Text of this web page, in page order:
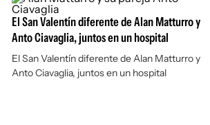
Newsletters
Argentina
España
El San Valentín diferente de Alan Matturro y
Anto Ciavaglia, juntos en un hospital
El San Valentín diferente de Alan Matturro y
Anto Ciavaglia, juntos en un hospital